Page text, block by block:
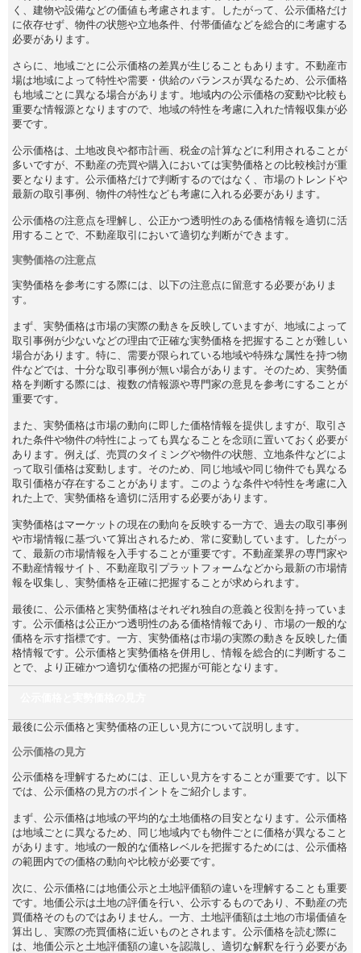
く、建物や設備などの価値も考慮されます。したがって、公示価格だけ
に依存せず、物件の状態や立地条件、付帯価値などを総合的に考慮する
必要があります。
さらに、地域ごとに公示価格の差異が生じることもあります。不動産市
場は地域によって特性や需要・供給のバランスが異なるため、公示価格
も地域ごとに異なる場合があります。地域内の公示価格の変動や比較も
重要な情報源となりますので、地域の特性を考慮に入れた情報収集が必
要です。
公示価格は、土地改良や都市計画、税金の計算などに利用されることが
多いですが、不動産の売買や購入においては実勢価格との比較検討が重
要となります。公示価格だけで判断するのではなく、市場のトレンドや
最新の取引事例、物件の特性なども考慮に入れる必要があります。
公示価格の注意点を理解し、公正かつ透明性のある価格情報を適切に活
用することで、不動産取引において適切な判断ができます。
実勢価格の注意点
実勢価格を参考にする際には、以下の注意点に留意する必要がありま
す。
まず、実勢価格は市場の実際の動きを反映していますが、地域によって
取引事例が少ないなどの理由で正確な実勢価格を把握することが難しい
場合があります。特に、需要が限られている地域や特殊な属性を持つ物
件などでは、十分な取引事例が無い場合があります。そのため、実勢価
格を判断する際には、複数の情報源や専門家の意見を参考にすることが
重要です。
また、実勢価格は市場の動向に即した価格情報を提供しますが、取引さ
れた条件や物件の特性によっても異なることを念頭に置いておく必要が
あります。例えば、売買のタイミングや物件の状態、立地条件などによ
って取引価格は変動します。そのため、同じ地域や同じ物件でも異なる
取引価格が存在することがあります。このような条件や特性を考慮に入
れた上で、実勢価格を適切に活用する必要があります。
実勢価格はマーケットの現在の動向を反映する一方で、過去の取引事例
や市場情報に基づいて算出されるため、常に変動しています。したがっ
て、最新の市場情報を入手することが重要です。不動産業界の専門家や
不動産情報サイト、不動産取引プラットフォームなどから最新の市場情
報を収集し、実勢価格を正確に把握することが求められます。
最後に、公示価格と実勢価格はそれぞれ独自の意義と役割を持っていま
す。公示価格は公正かつ透明性のある価格情報であり、市場の一般的な
価格を示す指標です。一方、実勢価格は市場の実際の動きを反映した価
格情報です。公示価格と実勢価格を併用し、情報を総合的に判断するこ
とで、より正確かつ適切な価格の把握が可能となります。
最後に公示価格と実勢価格の正しい見方について説明します。
公示価格の見方
公示価格を理解するためには、正しい見方をすることが重要です。以下
では、公示価格の見方のポイントをご紹介します。
まず、公示価格は地域の平均的な土地価格の目安となります。公示価格
は地域ごとに異なるため、同じ地域内でも物件ごとに価格が異なること
があります。地域の一般的な価格レベルを把握するためには、公示価格
の範囲内での価格の動向や比較が必要です。
次に、公示価格には地価公示と土地評価額の違いを理解することも重要
です。地価公示は土地の評価を行い、公示するものであり、不動産の売
買価格そのものではありません。一方、土地評価額は土地の市場価値を
算出し、実際の売買価格に近いものとされます。公示価格を読む際に
は、地価公示と土地評価額の違いを認識し、適切な解釈を行う必要があ